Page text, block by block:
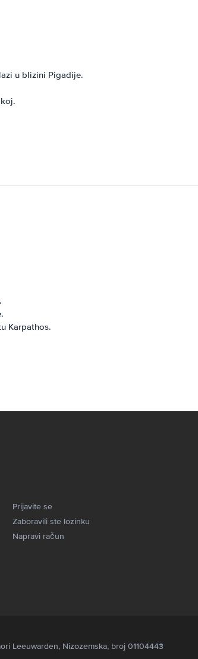
u blizini Pigadije.
Karpathos.
Prijavite se
Zaboravili ste lozinku
Napravi račun
Leeuwarden, Nizozemska, broj 01104443